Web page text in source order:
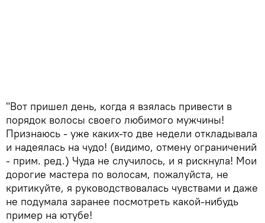
"Вот пришел день, когда я взялась привести в
порядок волосы своего любимого мужчины!
Признаюсь - уже каких-то две недели откладывала
и надеялась на чудо! (видимо, отмену ограничений
- прим. ред.) Чуда не случилось, и я рискнула! Мои
дорогие мастера по волосам, пожалуйста, не
критикуйте, я руководствовалась чувствами и даже
не подумала заранее посмотреть какой-нибудь
пример на ютубе!